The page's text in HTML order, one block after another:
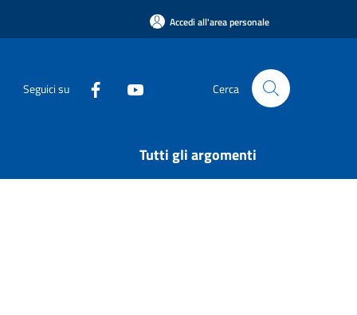
Accedi all'area personale
Seguici su Cerca
Tutti gli argomenti